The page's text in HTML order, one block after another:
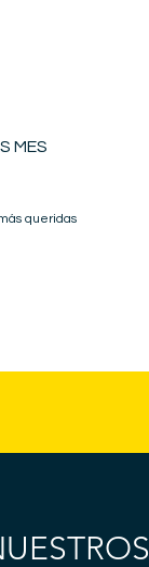
MES
queridas